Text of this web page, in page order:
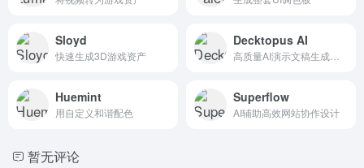
Sloyd
快速生成3D游戏资产
Decktopus AI
Huemint
用自定义和谐配色
Superflow
AI辅助高效网站协作设计
暂无评论